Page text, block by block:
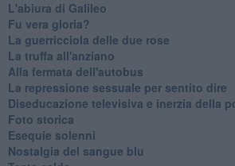
L'abiura di Galileo
Fu vera gloria?
La guerricciola delle due rose
La truffa all'anziano
Alla fermata dell'autobus
La repressione sessuale per sentito dire
Diseducazione televisiva e inerzia della
Foto storica
Esequie solenni
Nostalgia del sangue blu